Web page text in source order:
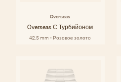
Overseas
Overseas С Турбийоном
42.5 mm - Розовое золото